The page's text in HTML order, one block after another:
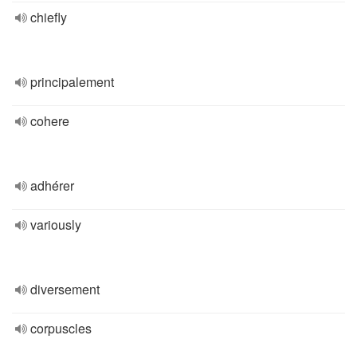
chiefly
principalement
cohere
adhérer
variously
diversement
corpuscles